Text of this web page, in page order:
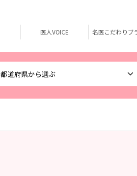
都道府県から選ぶ
医人VOICE 名医こだわりブ